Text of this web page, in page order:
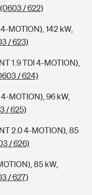
(0603 / 622)
MOTION), 142 kW,
/ 623)
1.9 TDI 4-MOTION),
/ 624)
MOTION), 96 kW,
/ 625)
2.0 4-MOTION), 85
/ 626)
85 kW,
/ 627)